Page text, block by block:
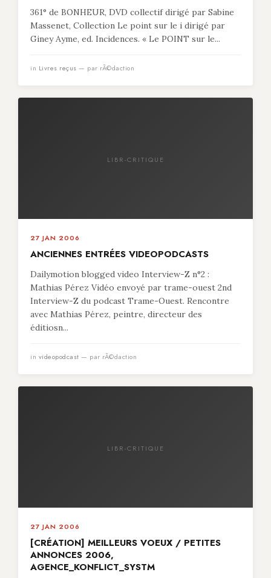
361° de BONHEUR, DVD collectif dirigé par Sabine
Massenet, Collection Le point sur le i dirigé par
Giney Ayme, ed. Incidences. « Le POINT sur le...
in Livres reçus — par rÃ©daction
LIBR-CRITIQUE
27 JAN 2006
ANCIENNES ENTRÉES VIDEOPODCASTS
Dailymotion blogged video Interview-Z n°2 :
Mathias Pérez Vidéo envoyé par trame-ouest 2nd
Interview-Z du podcast Trame-Ouest. Rencontre
avec Mathias Pérez, peintre, directeur des
éditiosn...
in videopodcast — par rÃ©daction
LIBR-CRITIQUE
27 JAN 2006
[CRÉATION] MEILLEURS VOEUX / PETITES
ANNONCES 2006,
AGENCE_KONFLICT_SYSTM